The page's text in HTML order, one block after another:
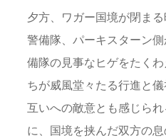
夕方、ワガー国境が閉ま
警備隊、パーキスターン
備隊の見事なヒゲをたく
ちが威風堂々たる行進と儀
互いへの敵意とも感じら
に、国境を挟んだ双方の